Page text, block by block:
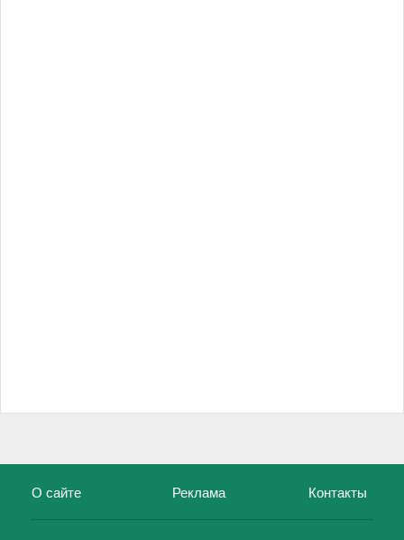
О сайте Реклама Контакты